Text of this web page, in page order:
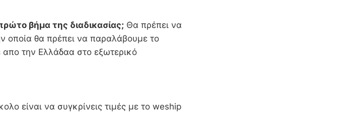
βήμα της διαδικασίας; Θα πρέπει να
οποία θα πρέπει να παραλάβουμε το
απο την Ελλάδαα στο εξωτερικό
είναι να συγκρίνεις τιμές με το weship